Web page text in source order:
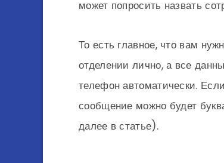
может попросить назвать
То есть главное, что вам
отделении лично, а все
телефон автоматически.
сообщение можно будет
далее в статье).